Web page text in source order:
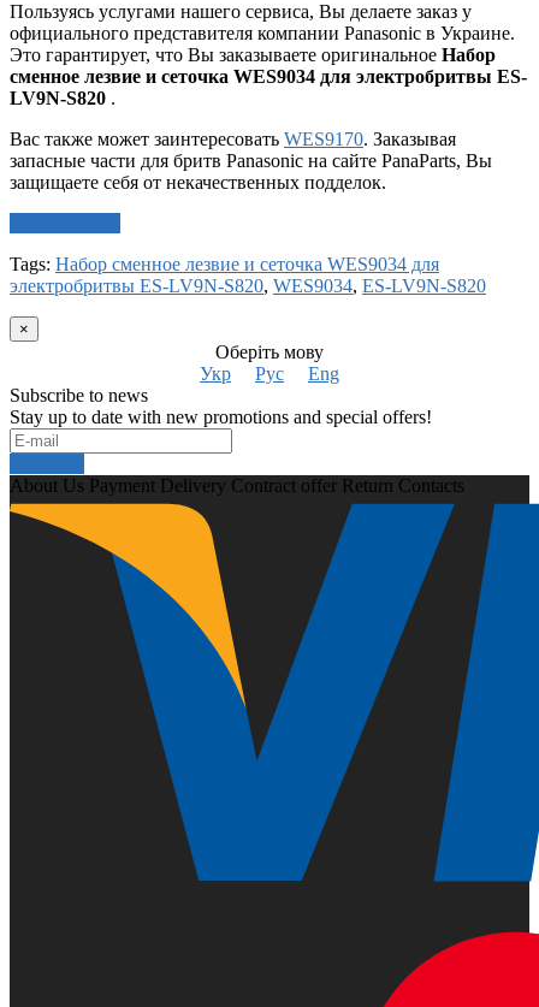
Пользуясь услугами нашего сервиса, Вы делаете заказ у
официального представителя компании Panasonic в Украине.
Это гарантирует, что Вы заказываете оригинальное Набор
сменное лезвие и сеточка WES9034 для электробритвы ES-
LV9N-S820 .
Вас также может заинтересовать WES9170. Заказывая
запасные части для бритв Panasonic на сайте PanaParts, Вы
защищаете себя от некачественных подделок.
Tags: Набор сменное лезвие и сеточка WES9034 для
электробритвы ES-LV9N-S820, WES9034, ES-LV9N-S820
×
Оберіть мову
Укр
Рус
Eng
Subscribe to news
Stay up to date with new promotions and special offers!
About Us Payment Delivery Contract offer Return Contacts